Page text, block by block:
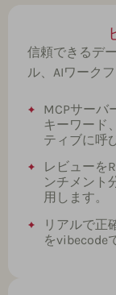
信頼できるデ
ル、AIワーク
MCPサーバ
キーワード
ティブに呼
レビューを
ンチメント
用します。
リアルで正
をvibecode